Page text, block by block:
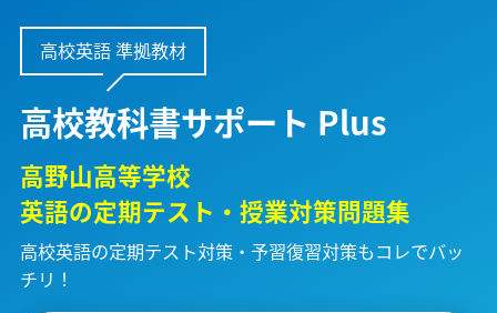
高校英語 準拠教材
高校教科書サポート Plus
高野山高等学校
英語の定期テスト・授業対策問題集
高校英語の定期テスト対策・予習復習対策もコレでバッ
チリ！